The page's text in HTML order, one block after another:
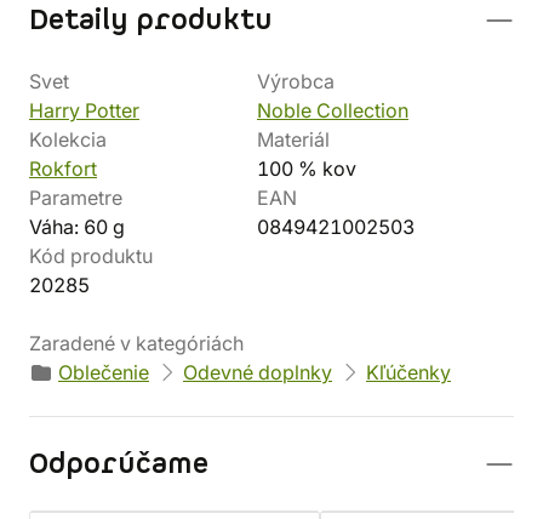
Detaily produktu
Svet
Harry Potter
Výrobca
Noble Collection
Kolekcia
Rokfort
Materiál
100 % kov
Parametre
Váha: 60 g
EAN
0849421002503
Kód produktu
20285
Zaradené v kategóriách
Oblečenie
Odevné doplnky Kľúčenky
Odporúčame